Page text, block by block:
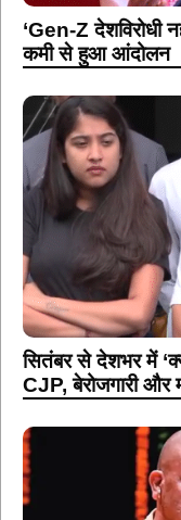
‘Gen-Z देशविरोधी
कमी से हुआ आंदोलन
सितंबर से देशभर में
CJP, बेरोजगारी और